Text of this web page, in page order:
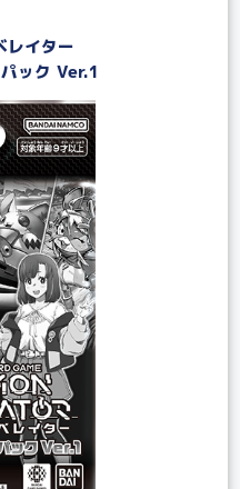
レイター
ック Ver.1